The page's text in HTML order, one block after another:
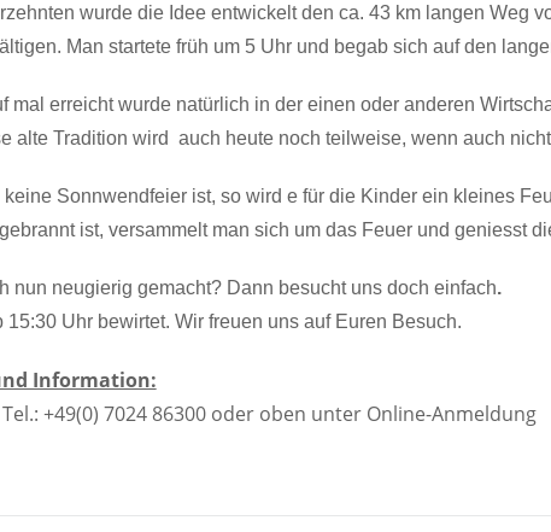
wurde die Idee entwickelt den ca. 43 km langen Weg
Man startete früh um 5 Uhr und begab sich auf den
mal erreicht wurde natürlich in der einen oder anderen
alte Tradition wird auch heute noch teilweise, wenn auch
Sonnwendfeier ist, so wird e für die Kinder ein kleines
ist, versammelt man sich um das Feuer und geniesst
nun neugierig gemacht? Dann besucht uns doch einfach.
15:30 Uhr bewirtet. Wir freuen uns auf Euren Besuch.
Information:
+49(0) 7024 86300 oder oben unter Online-Anmeldung